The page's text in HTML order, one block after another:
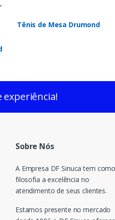
Tênis de Mesa Drumond
experiência!
Sobre Nós
A Empresa DF Sinuca tem como
filosofia a excelência no
atendimento de seus clientes.
Estamos presente no mercado